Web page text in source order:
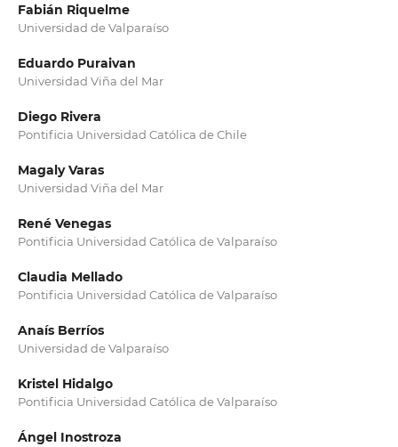
Fabián Riquelme
Universidad de Valparaíso
Eduardo Puraivan
Universidad Viña del Mar
Diego Rivera
Pontificia Universidad Católica de Chile
Magaly Varas
Universidad Viña del Mar
René Venegas
Pontificia Universidad Católica de Valparaíso
Claudia Mellado
Pontificia Universidad Católica de Valparaíso
Anaís Berríos
Universidad de Valparaíso
Kristel Hidalgo
Pontificia Universidad Católica de Valparaíso
Ángel Inostroza